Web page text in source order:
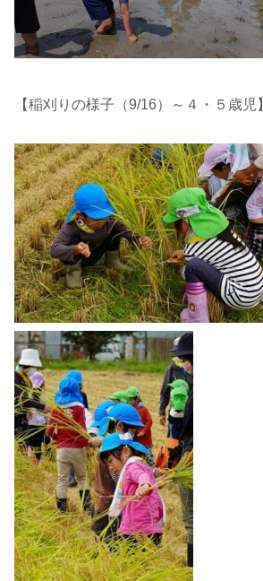
【稲刈りの様子（9/16）～４・５歳児】